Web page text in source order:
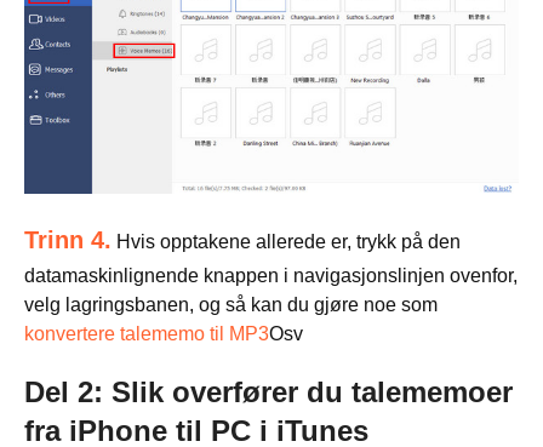
Trinn 4. Hvis opptakene allerede er, trykk på den
datamaskinlignende knappen i navigasjonslinjen ovenfor,
velg lagringsbanen, og så kan du gjøre noe som
konvertere talememo til MP3Osv
Del 2: Slik overfører du talememoer
fra iPhone til PC i iTunes